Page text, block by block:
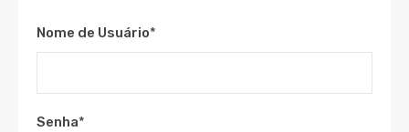
Nome de Usuário*
Senha*